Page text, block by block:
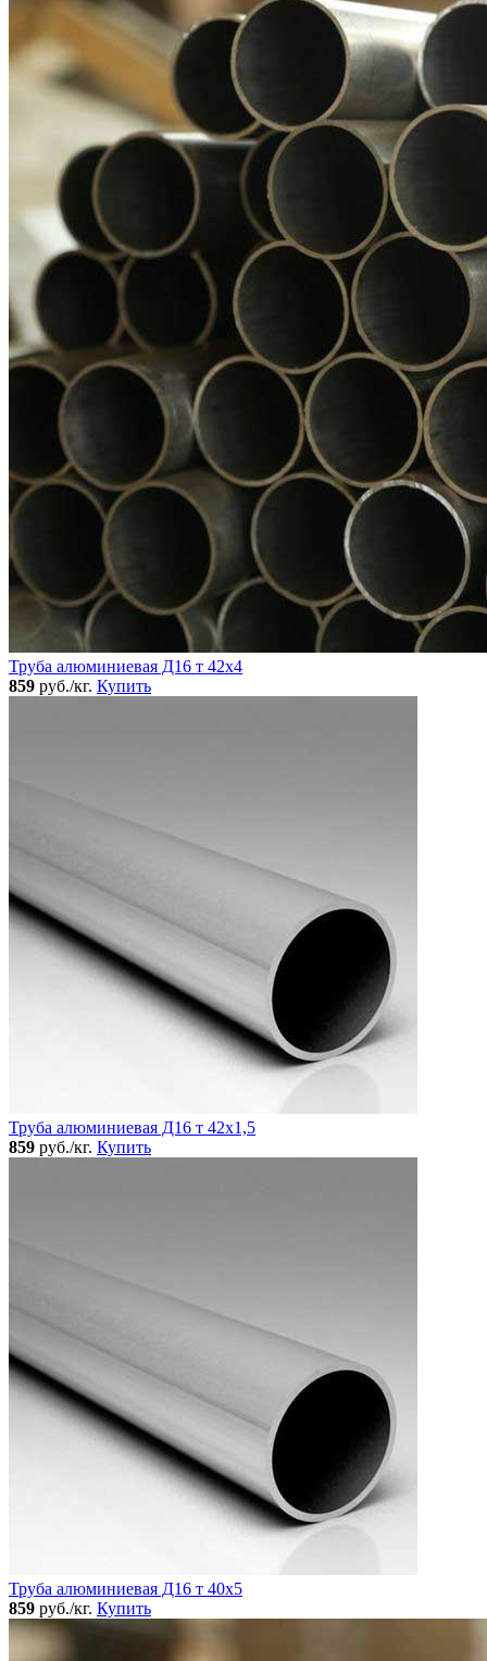
Труба алюминиевая Д16 т 42х4
859 руб./кг. Купить
Труба алюминиевая Д16 т 42х1,5
859 руб./кг. Купить
Труба алюминиевая Д16 т 40х5
859 руб./кг. Купить